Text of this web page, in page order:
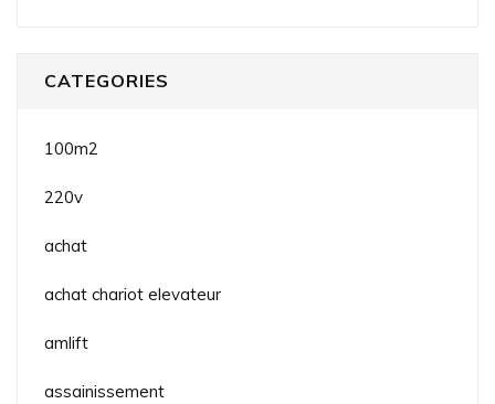
CATEGORIES
100m2
220v
achat
achat chariot elevateur
amlift
assainissement